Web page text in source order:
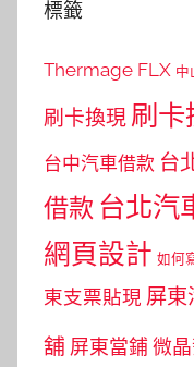
標籤
Thermage FLX 中
刷卡換現 刷卡
台中汽車借款 台
借款 台北汽
網頁設計 如何
東支票貼現 屏東
舖 屏東當鋪 微